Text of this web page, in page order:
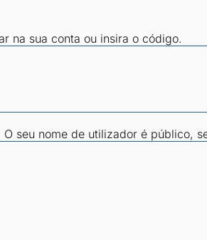
na sua conta ou insira o código.
seu nome de utilizador é público,